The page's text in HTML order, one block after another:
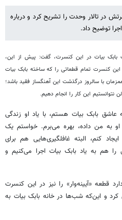
در تالار وحدت را تشریح کرد و درباره
توضیح داد.
بابک بیات در این کنسرت، گفت:‌ پیش از این،
کنسرت تمام قطعاتی را که ساخته بابک بیات
با سالروز درگذشت این آهنگساز فقید باشد؛
نتوانستیم این کار را انجام دهیم.
بابک بیات هستم، با یاد او زندگی
به من داده، بهره می‌برم. خواستم یک
کنم، البته غافلگیری‌هایی هم برای
را هم به یاد بابک بیات اجرا می‌کنیم و
قطعه «آیینه‌وار» را نیز در این کنسرت
کرد و این‌که شب‌ها در خانه بابک بیات به